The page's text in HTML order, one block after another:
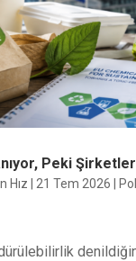
Peki Şirketler
Hız 21 Tem 2026